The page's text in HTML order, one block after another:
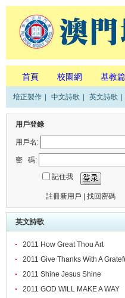
首頁 校園網 基教篇
培正製作 中文詩歌 英文詩歌
用戶登錄
用戶名:
密 碼:
記住我
註冊新用戶 找回密碼
英文詩歌
2011 How Great Thou Art
2011 Give Thanks With A
rt
2011 Shine Jesus Shine
2011 GOD WILL MAKE A WAY